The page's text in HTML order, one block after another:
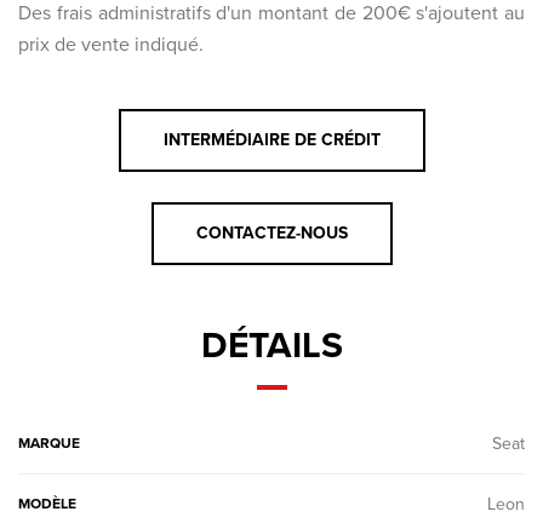
Des frais administratifs d'un montant de 200€ s'ajoutent au
prix de vente indiqué.
INTERMÉDIAIRE DE CRÉDIT
CONTACTEZ-NOUS
DÉTAILS
MARQUE Seat
MODÈLE Leon